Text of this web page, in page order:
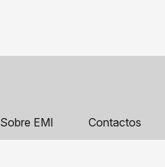
Sobre EMI Contactos